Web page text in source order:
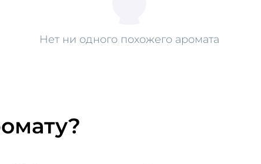
Нет ни одного похожего аромата